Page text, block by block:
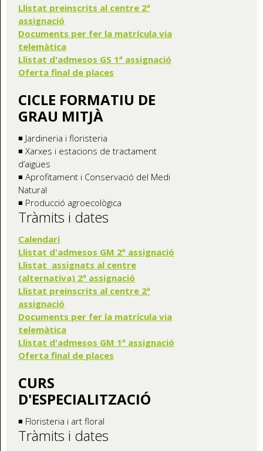
Llistat preinscrits al centre 2ª
assignació
Documents per fer la matrícula via
telemàtica
Llistat d'admesos GS 1ª assignació
Oferta final de places
CICLE FORMATIU DE
GRAU MITJÀ
◾ Jardineria i floristeria
◾ Xarxes i estacions de tractament
d’aigües
◾ Aprofitament i Conservació del Medi
Natural
◾ Producció agroecològica
Tràmits i dates
Calendari
Llistat d'admesos GM 2ª assignació
Llistat assignats al centre
(alternativa) 2ª assignació
Llistat preinscrits al centre 2ª
assignació
Documents per fer la matrícula via
telemàtica
Llistat d'admesos GM 1ª assignació
Oferta final de places
CURS
D'ESPECIALITZACIÓ
◾ Floristeria i art floral
Tràmits i dates